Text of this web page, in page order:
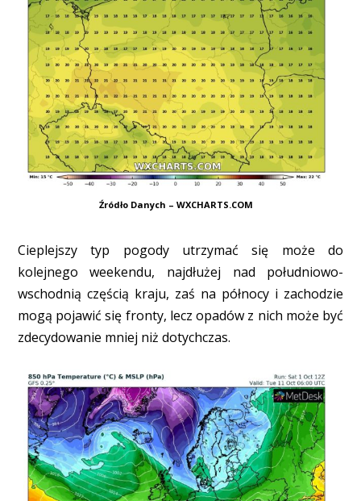
Źródło Danych – WXCHARTS.COM
Cieplejszy typ pogody utrzymać się może do
kolejnego weekendu, najdłużej nad południowo-
wschodnią częścią kraju, zaś na północy i zachodzie
mogą pojawić się fronty, lecz opadów z nich może być
zdecydowanie mniej niż dotychczas.